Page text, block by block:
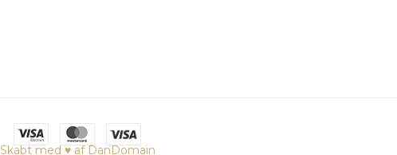
Skabt med ♥ af DanDomain